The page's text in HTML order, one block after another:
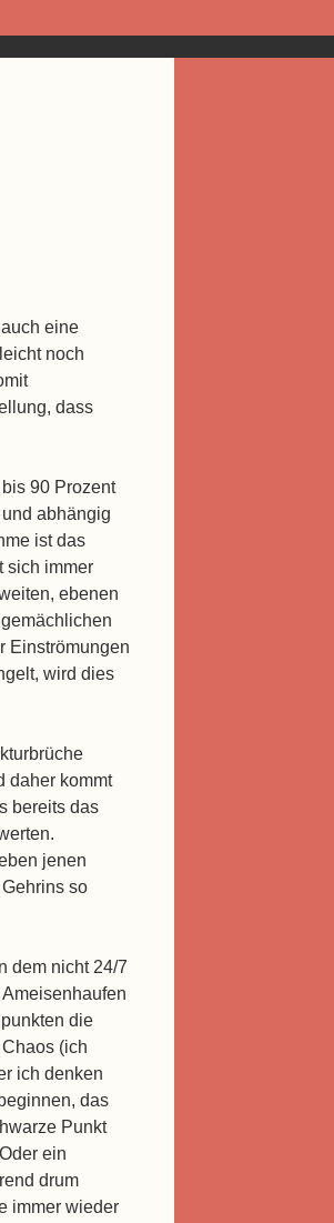
eine
noch
dass
90 Prozent
abhängig
ist das
sich immer
ebenen
Einströmungen
wird dies
daher kommt
bereits das
jenen
so
dem nicht 24/7
die
(ich
ich denken
das
Punkt
ein
drum
immer wieder